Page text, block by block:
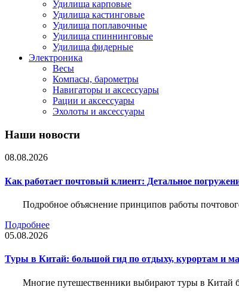
Удилища карповые
Удилища кастинговые
Удилища поплавочные
Удилища спиннинговые
Удилища фидерные
Электроника
Весы
Компасы, барометры
Навигаторы и аксессуары
Рации и аксессуары
Эхолоты и аксессуары
Наши новости
08.08.2026
Как работает почтовый клиент: Детальное
Подробное объяснение принципов работы
Подробнее
05.08.2026
Туры в Китай: большой гид по отдыху, курортам и
Многие путешественники выбирают туры в Китай